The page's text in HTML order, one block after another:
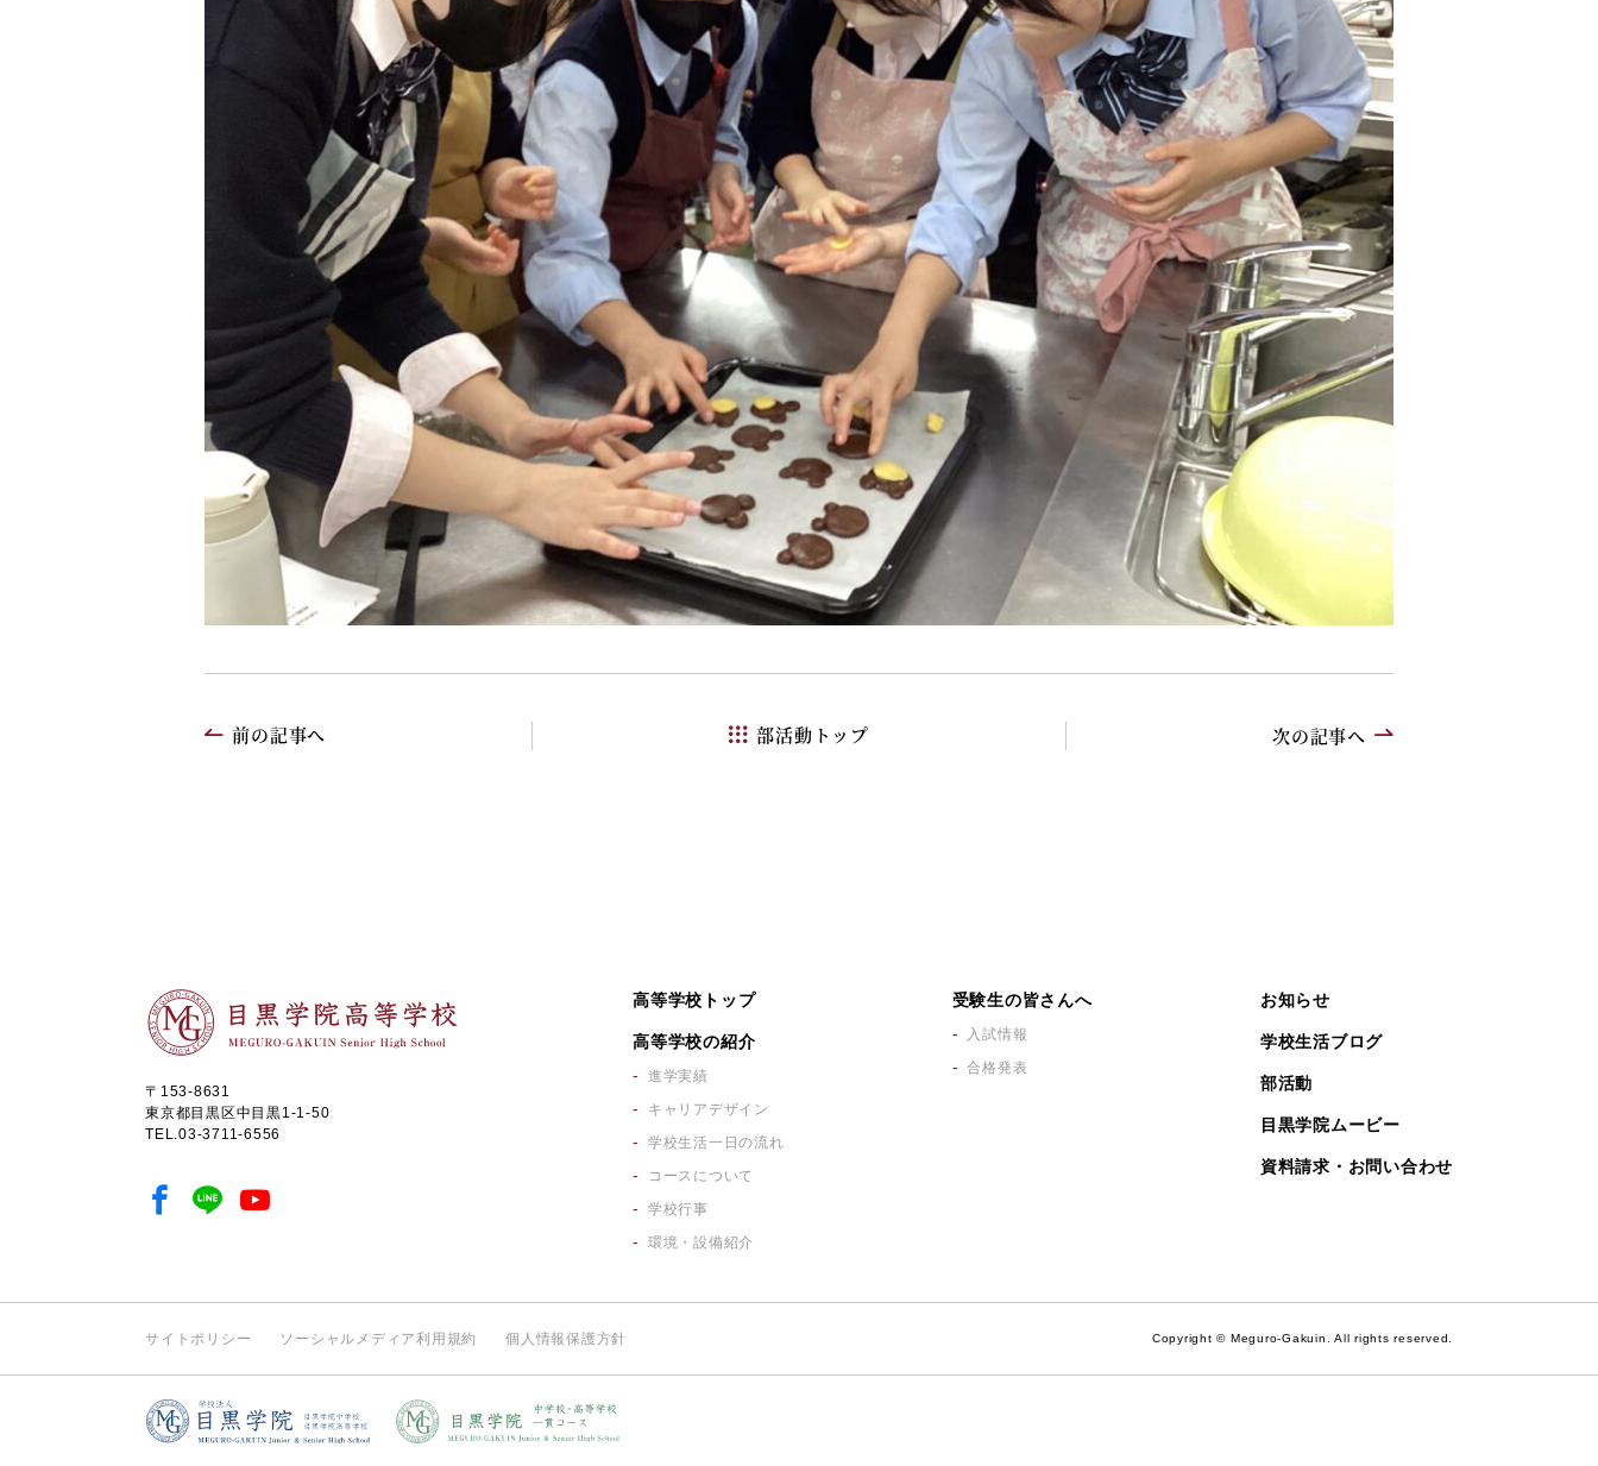
前の記事へ 部活動トップ 次の記事へ
高等学校トップ
高等学校の紹介
進学実績
キャリアデザイン
学校生活一日の流れ
コースについて
学校行事
環境・設備紹介
受験生の皆さんへ
入試情報
合格発表
お知らせ
学校生活ブログ
部活動
目黒学院ムービー
資料請求・お問い合わせ
〒153-8631
東京都目黒区中目黒1-1-50
TEL. 03-3711-6556
サイトポリシー ソーシャルメディア利用規約 個人情報保護方針 Copyright © Meguro-Gakuin. All rights reserved.